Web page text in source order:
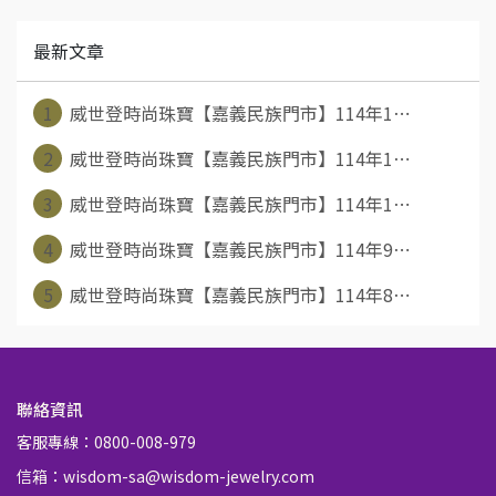
最新文章
1
威世登時尚珠寶【嘉義民族門市】114年1⋯
2
威世登時尚珠寶【嘉義民族門市】114年1⋯
3
威世登時尚珠寶【嘉義民族門市】114年1⋯
4
威世登時尚珠寶【嘉義民族門市】114年9⋯
5
威世登時尚珠寶【嘉義民族門市】114年8⋯
聯絡資訊
客服專線：0800-008-979
信箱：wisdom-sa@wisdom-jewelry.com